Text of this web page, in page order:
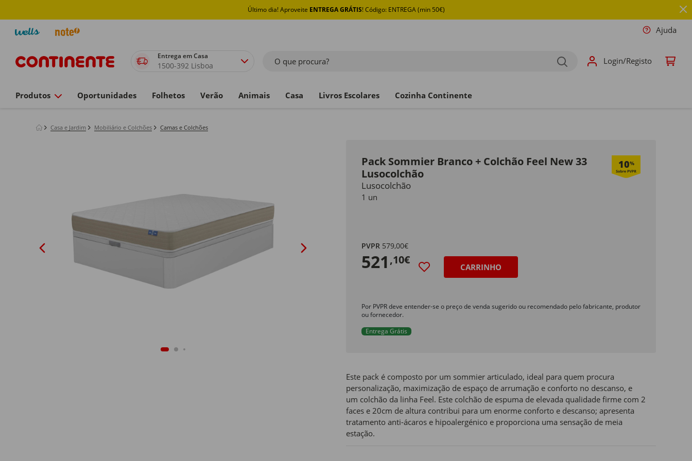
Último dia! Aproveite ENTREGA GRÁTIS! Código: ENTREGA (min 50€)
Ajuda
Entrega em Casa
1500-392 Lisboa O que procura? Login/Registo
Produtos Oportunidades Folhetos Verão Animais Casa Livros Escolares Cozinha Continente
Casa e Jardim Mobiliário e Colchões Camas e Colchões
Pack Sommier Branco + Colchão Feel New 33
Lusocolchão
10%
Lusocolchão
1 un
PVPR 579,00€
521 ,10€
CARRINHO
Por PVPR deve entender-se o preço de venda sugerido ou recomendado pelo fabricante, produtor
ou fornecedor.
Entrega Grátis
Este pack é composto por um sommier articulado, ideal para quem procura
personalização, maximização de espaço de arrumação e conforto no descanso, e
um colchão da linha Feel. Este colchão de espuma de elevada qualidade firme com 2
faces e 20cm de altura contribui para um enorme conforto e descanso; apresenta
tratamento anti-ácaros e hipoalergénico e proporciona uma sensação de meia
estação.